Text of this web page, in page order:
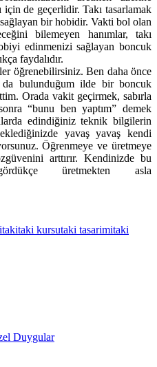
için de geçerlidir. Takı tasarlamak
bir hobidir. Vakti bol olan
bilemeyen hanımlar, takı
edinmenizi sağlayan boncuk
faydalıdır.
öğrenebilirsiniz. Ben daha önce
da bulunduğum ilde bir boncuk
Orada vakit geçirmek, sabırla
“bunu ben yaptım” demek
edindiğiniz teknik bilgilerin
yavaş yavaş kendi
Öğrenmeye ve üretmeye
arttırır. Kendinizde bu
üretmekten asla
takitaki kursutaki tasarimitaki
Duygular